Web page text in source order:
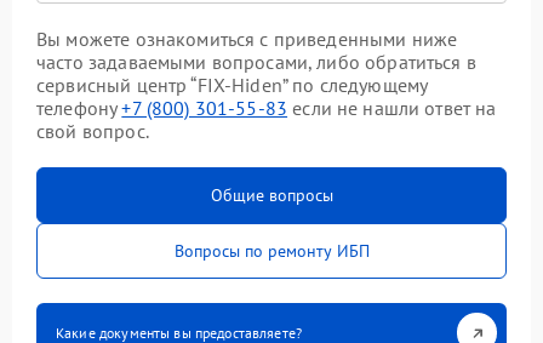
Вы можете ознакомиться с приведенными ниже
часто задаваемыми вопросами, либо обратиться в
сервисный центр “FIX-Hiden” по следующему
телефону+7 (800) 301-55-83 если не нашли ответ на
свой вопрос.
Общие вопросы
Вопросы по ремонту ИБП
Какие документы вы предоставляете?